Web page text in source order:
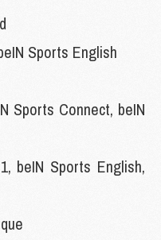
Sports English
Sports Connect, beIN
beIN Sports English,